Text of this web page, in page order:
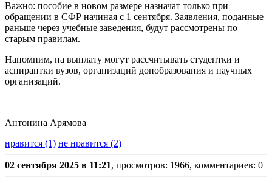
Важно: пособие в новом размере назначат только при
обращении в СФР начиная с 1 сентября. Заявления, поданные
раньше через учебные заведения, будут рассмотрены по
старым правилам.
Напомним, на выплату могут рассчитывать студентки и
аспирантки вузов, организаций допобразования и научных
организаций.
Антонина Арямова
нравится (1) не нравится (2)
02 сентября 2025 в 11:21, просмотров: 1966, комментариев: 0